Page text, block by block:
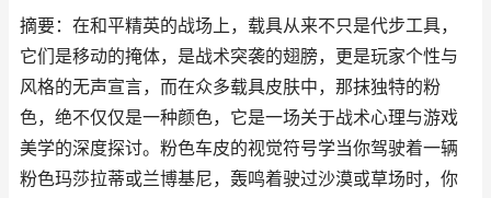
摘要：在和平精英的战场上，载具从来不只是代步工具，
它们是移动的掩体，是战术突袭的翅膀，更是玩家个性与
风格的无声宣言，而在众多载具皮肤中，那抹独特的粉
色，绝不仅仅是一种颜色，它是一场关于战术心理与游戏
美学的深度探讨。粉色车皮的视觉符号学当你驾驶着一辆
粉色玛莎拉蒂或兰博基尼，轰鸣着驶过沙漠或草场时，你